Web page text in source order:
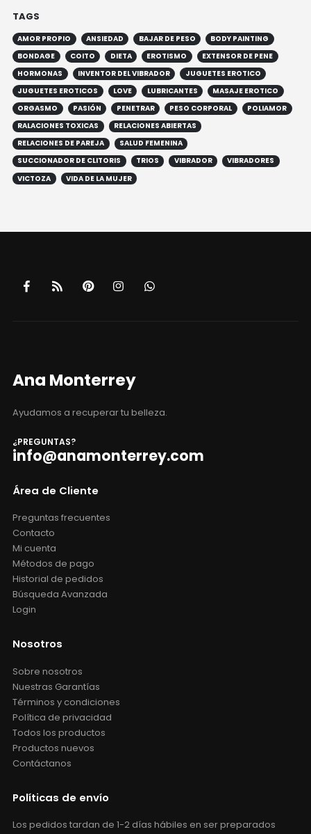
TAGS
AMOR PROPIO ANSIEDAD BAJAR DE PESO
BODY PAINTING
BONDAGE
COITO DIETA EROTISMO
EXTENSOR DE PENE
HORMONAS
INVENTOR DEL VIBRADOR
JUGUETES EROTICO
JUGUETES EROTICOS
LOVE LUBRICANTES
MASAJE EROTICO
ORGASMO
PASIÓN PENETRAR PESO CORPORAL
POLIAMOR
RALACIONES TOXICAS
RELACIONES ABIERTAS
RELACIONES DE PAREJA
SALUD FEMENINA
SUCCIONADOR DE CLITORIS
TRIOS VIBRADOR
VIBRADORES
VICTOZA
VIDA DE LA MUJER
Ana Monterrey
Ayudamos a recuperar tu belleza.
¿PREGUNTAS?
info@anamonterrey.com
Área de Cliente
Preguntas frecuentes
Contacto
Mi cuenta
Métodos de pago
Historial de pedidos
Búsqueda Avanzada
Login
Nosotros
Sobre nosotros
Nuestras Garantías
Términos y condiciones
Política de privacidad
Todos los productos
Productos nuevos
Contáctanos
Políticas de envío
Los pedidos tardan de 1-2 días hábiles en ser preparados